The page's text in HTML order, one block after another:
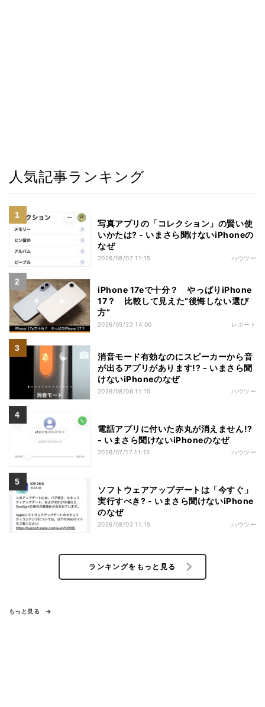
人気記事ランキング
写真アプリの「コレクション」の賢い使
いかたは? - いまさら聞けないiPhoneの
なぜ
2026/08/07 11:15 ハウツー
iPhone 17eで十分？ やっぱりiPhone
17？ 比較して見えた“後悔しない選び
方”
2026/05/22 14:00 レポート
消音モード有効なのにスピーカーから音
が出るアプリがあります!? - いまさら聞
けないiPhoneのなぜ
2026/08/06 11:15 ハウツー
電話アプリに付いた赤丸が消えません!?
- いまさら聞けないiPhoneのなぜ
2026/07/17 11:15 ハウツー
ソフトウェアアップデートは「今すぐ」
実行すべき? - いまさら聞けないiPhone
のなぜ
2026/08/02 11:15 ハウツー
ランキングをもっと見る
もっと見る